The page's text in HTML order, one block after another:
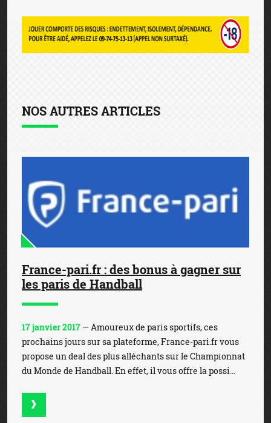
NOS AUTRES ARTICLES
France-pari.fr : des bonus à gagner sur
les paris de Handball
17 janvier 2017 — Amoureux de paris sportifs, ces
prochains jours sur sa plateforme, France-pari.fr vous
propose un deal des plus alléchants sur le Championnat
du Monde de Handball. En effet, il vous offre la possi...